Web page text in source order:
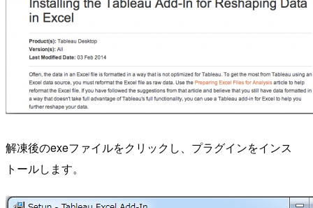
解凍後のexeファイルをクリックし、プラグインをインス
トールします。